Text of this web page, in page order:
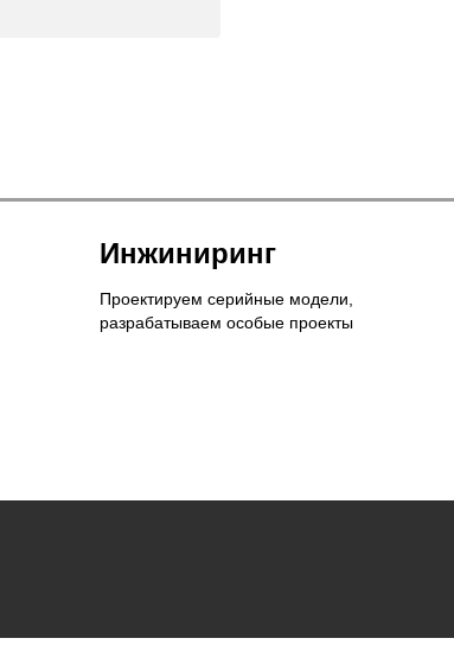
Инжиниринг
Проектируем серийные модели,
разрабатываем особые проекты